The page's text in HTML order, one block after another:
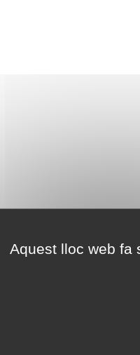
Aquest lloc web fa